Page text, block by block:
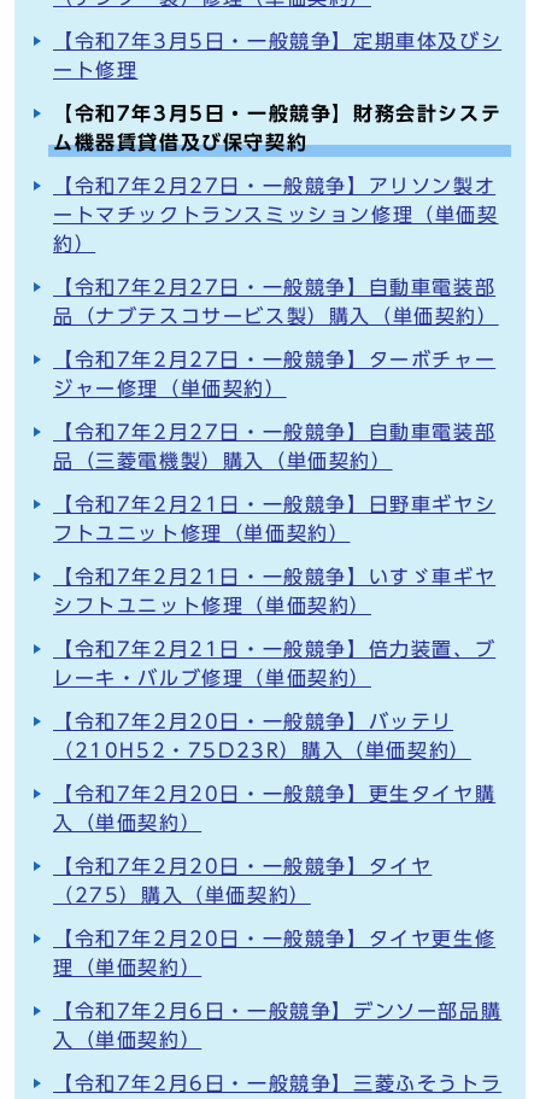
【令和7年3月5日・一般競争】定期車体及びシ
ート修理
【令和7年3月5日・一般競争】財務会計システ
ム機器賃貸借及び保守契約
【令和7年2月27日・一般競争】アリソン製オ
ートマチックトランスミッション修理（単価契
約）
【令和7年2月27日・一般競争】自動車電装部
品（ナブテスコサービス製）購入（単価契約）
【令和7年2月27日・一般競争】ターボチャー
ジャー修理（単価契約）
【令和7年2月27日・一般競争】自動車電装部
品（三菱電機製）購入（単価契約）
【令和7年2月21日・一般競争】日野車ギヤシ
フトユニット修理（単価契約）
【令和7年2月21日・一般競争】いすゞ車ギヤ
シフトユニット修理（単価契約）
【令和7年2月21日・一般競争】倍力装置、ブ
レーキ・バルブ修理（単価契約）
【令和7年2月20日・一般競争】バッテリ
（210H52・75D23R）購入（単価契約）
【令和7年2月20日・一般競争】更生タイヤ購
入（単価契約）
【令和7年2月20日・一般競争】タイヤ
（275）購入（単価契約）
【令和7年2月20日・一般競争】タイヤ更生修
理（単価契約）
【令和7年2月6日・一般競争】デンソー部品購
入（単価契約）
【令和7年2月6日・一般競争】三菱ふそうトラ